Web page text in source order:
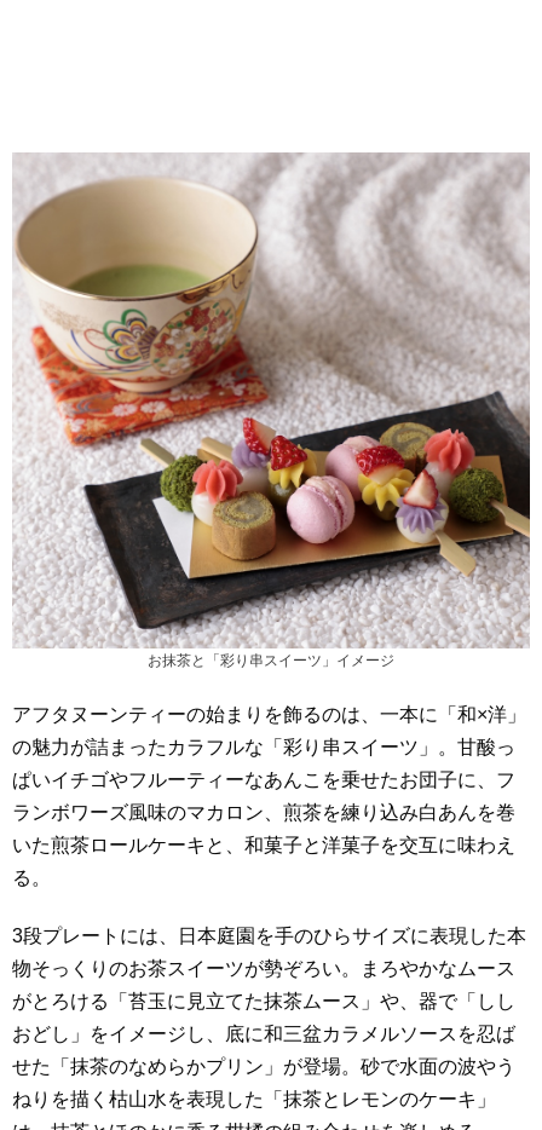
お抹茶と「彩り串スイーツ」イメージ
アフタヌーンティーの始まりを飾るのは、一本に「和×洋」
の魅力が詰まったカラフルな「彩り串スイーツ」。甘酸っ
ぱいイチゴやフルーティーなあんこを乗せたお団子に、フ
ランボワーズ風味のマカロン、煎茶を練り込み白あんを巻
いた煎茶ロールケーキと、和菓子と洋菓子を交互に味わえ
る。
3段プレートには、日本庭園を手のひらサイズに表現した本
物そっくりのお茶スイーツが勢ぞろい。まろやかなムース
がとろける「苔玉に見立てた抹茶ムース」や、器で「しし
おどし」をイメージし、底に和三盆カラメルソースを忍ば
せた「抹茶のなめらかプリン」が登場。砂で水面の波やう
ねりを描く枯山水を表現した「抹茶とレモンのケーキ」